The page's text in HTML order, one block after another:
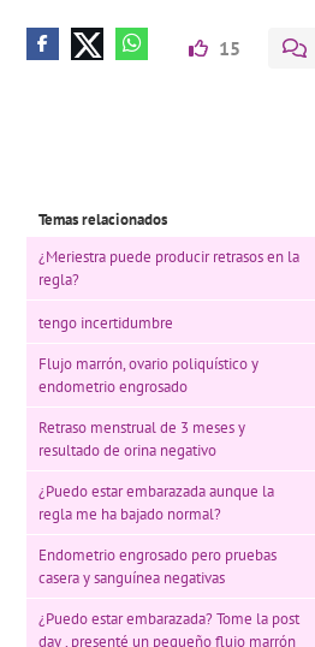
15
Temas relacionados
¿Meriestra puede producir retrasos en la
regla?
tengo incertidumbre
Flujo marrón, ovario poliquístico y
endometrio engrosado
Retraso menstrual de 3 meses y
resultado de orina negativo
¿Puedo estar embarazada aunque la
regla me ha bajado normal?
Endometrio engrosado pero pruebas
casera y sanguínea negativas
¿Puedo estar embarazada? Tome la post
day , presenté un pequeño flujo marrón